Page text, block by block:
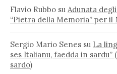
Flavio Rubbo su Adunata
“Pietra della Memoria” per il
Sergio Mario Senes su La
ses Italianu, faedda in
sardo)